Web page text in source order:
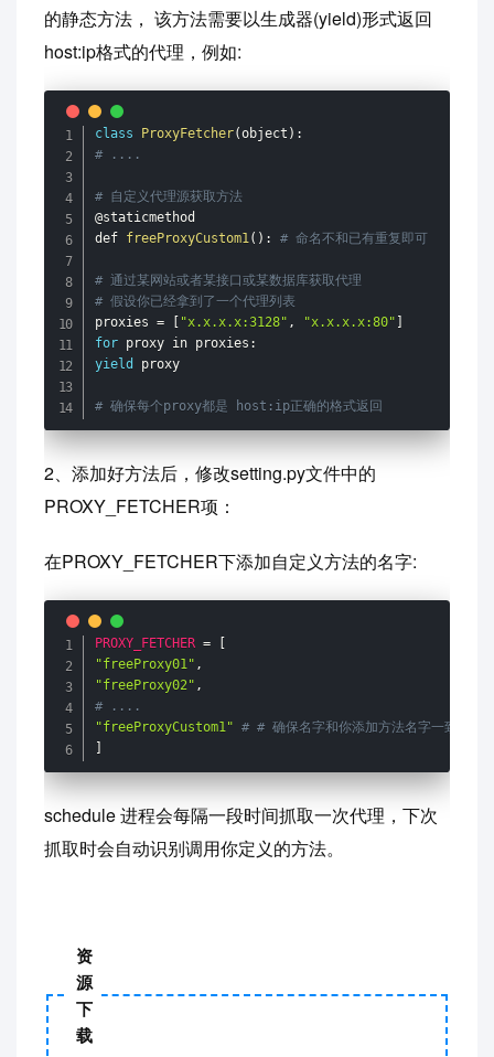
的静态方法， 该方法需要以生成器(yield)形式返回
host:ip格式的代理，例如:
class ProxyFetcher(object ) :
# ....
# 自定义代理源获取方法
@staticmethod
def freeProxyCustom1( ) : # 命名不和已有重复即可
# 通过某网站或者某接口或某数据库获取代理
# 假设你已经拿到了一个代理列表
proxies = "x.x.x.x:3128" , "x.x.x.x:80"
for proxy in proxies :
yield
proxy
# 确保每个proxy都是 host:ip正确的格式返回
2、添加好方法后，修改setting.py文件中的
PROXY_FETCHER项：
在PROXY_FETCHER下添加自定义方法的名字:
PROXY_FETCHER =
"freeProxy01" ,
"freeProxy02" ,
# ....
"freeProxyCustom1" # # 确保名字和你添加方法名字一致
schedule 进程会每隔一段时间抓取一次代理，下次
抓取时会自动识别调用你定义的方法。
资
源
下
载